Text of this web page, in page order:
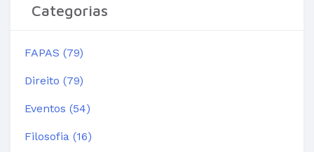
Categorias
FAPAS (79)
Direito (79)
Eventos (54)
Filosofia (16)